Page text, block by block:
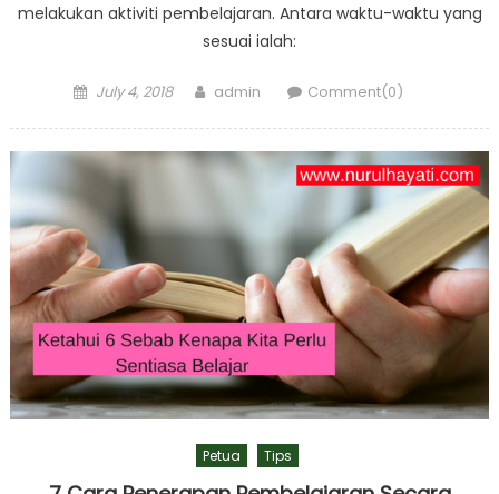
melakukan aktiviti pembelajaran. Antara waktu-waktu yang
sesuai ialah:
Posted
July 4, 2018 Author
admin Comment(0)
Petua Tips